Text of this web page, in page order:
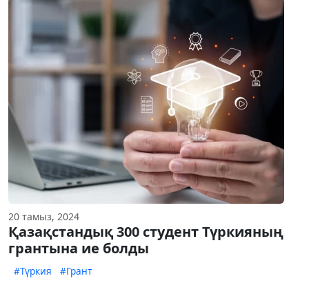
20 тамыз, 2024
Қазақстандық 300 студент Түркияның
грантына ие болды
#Түркия #Грант